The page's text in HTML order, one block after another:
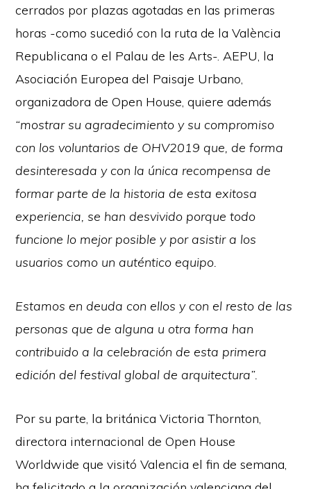
cerrados por plazas agotadas en las primeras
horas -como sucedió con la ruta de la València
Republicana o el Palau de les Arts-. AEPU, la
Asociación Europea del Paisaje Urbano,
organizadora de Open House, quiere además
“mostrar su agradecimiento y su compromiso
con los voluntarios de OHV2019 que, de forma
desinteresada y con la única recompensa de
formar parte de la historia de esta exitosa
experiencia, se han desvivido porque todo
funcione lo mejor posible y por asistir a los
usuarios como un auténtico equipo.
Estamos en deuda con ellos y con el resto de las
personas que de alguna u otra forma han
contribuido a la celebración de esta primera
edición del festival global de arquitectura”.
Por su parte, la británica Victoria Thornton,
directora internacional de Open House
Worldwide que visitó Valencia el fin de semana,